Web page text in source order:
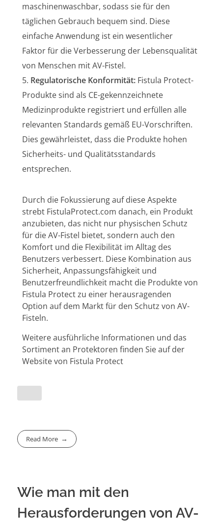
maschinenwaschbar, sodass sie für den
täglichen Gebrauch bequem sind. Diese
einfache Anwendung ist ein wesentlicher
Faktor für die Verbesserung der Lebensqualität
von Menschen mit AV-Fistel.
Regulatorische Konformität: Fistula Protect-
Produkte sind als CE-gekennzeichnete
Medizinprodukte registriert und erfüllen alle
relevanten Standards gemäß EU-Vorschriften.
Dies gewährleistet, dass die Produkte hohen
Sicherheits- und Qualitätsstandards
entsprechen.
Durch die Fokussierung auf diese Aspekte
strebt FistulaProtect.com danach, ein Produkt
anzubieten, das nicht nur physischen Schutz
für die AV-Fistel bietet, sondern auch den
Komfort und die Flexibilität im Alltag des
Benutzers verbessert. Diese Kombination aus
Sicherheit, Anpassungsfähigkeit und
Benutzerfreundlichkeit macht die Produkte von
Fistula Protect zu einer herausragenden
Option auf dem Markt für den Schutz von AV-
Fisteln.
Weitere ausführliche Informationen und das
Sortiment an Protektoren finden Sie auf der
Website von Fistula Protect
Read More
Wie man mit den
Herausforderungen von AV-